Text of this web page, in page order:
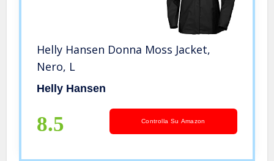
Helly Hansen Donna Moss Jacket,
Nero, L
Helly Hansen
8.5 Controlla Su Amazon